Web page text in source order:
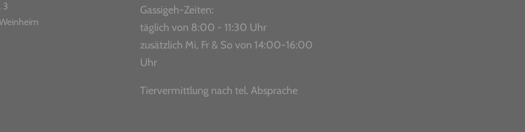
3
Gassigeh-Zeiten:
täglich von 8:00 - 11:30 Uhr
zusätzlich Mi, Fr & So von 14:00-16:00
Uhr
Tiervermittlung nach tel. Absprache